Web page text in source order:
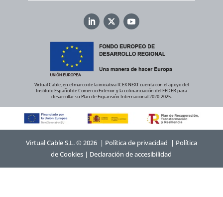
Virtual Cable, en el marco de la iniciativa ICEX NEXT cuenta con el apoyo del
Instituto Español de Comercio Exterior y la cofinanciación del FEDER para
desarrollar su Plan de Expansión Internacional 2020-2025.
Virtual Cable S.L. © 2026 | Política de privacidad | Política
de Cookies | Declaración de accesibilidad